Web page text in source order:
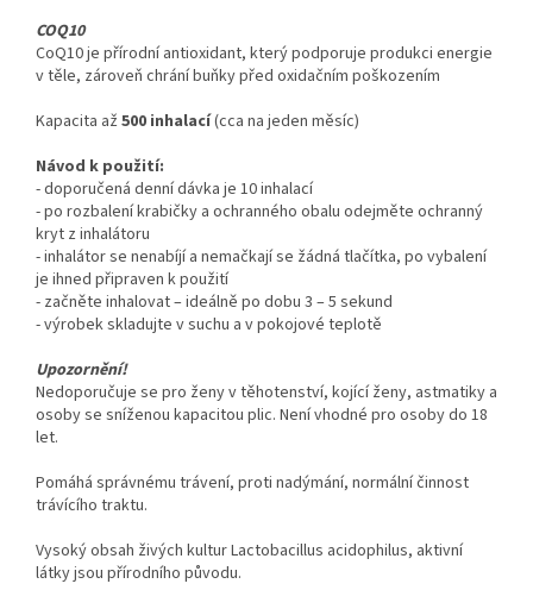
COQ10
CoQ10 je přírodní antioxidant, který podporuje produkci energie
v těle, zároveň chrání buňky před oxidačním poškozením
Kapacita až 500 inhalací(cca na jeden měsíc)
Návod k použití:
- doporučená denní dávka je 10 inhalací
- po rozbalení krabičky a ochranného obalu odejměte ochranný
kryt z inhalátoru
- inhalátor se nenabíjí a nemačkají se žádná tlačítka, po vybalení
je ihned připraven k použití
- začněte inhalovat – ideálně po dobu 3 – 5 sekund
- výrobek skladujte v suchu a v pokojové teplotě
Upozornění!
Nedoporučuje se pro ženy v těhotenství, kojící ženy, astmatiky a
osoby se sníženou kapacitou plic. Není vhodné pro osoby do 18
let.
Pomáhá správnému trávení, proti nadýmání, normální činnost
trávícího traktu.
Vysoký obsah živých kultur Lactobacillus acidophilus, aktivní
látky jsou přírodního původu.